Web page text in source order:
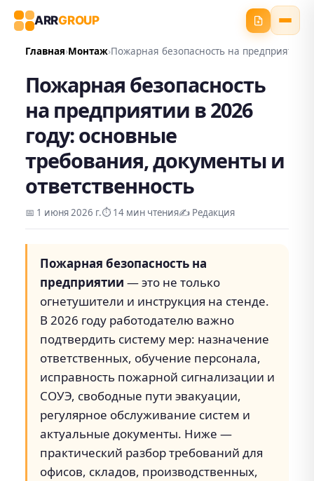
ARRGROUP
Главная Монтаж Пожарная безопасность на предприятии
Пожарная безопасность
на предприятии в 2026
году: основные
требования, документы и
ответственность
📅 1 июня 2026 г.⏱️ 14 мин чтения✍️ Редакция
Пожарная безопасность на
предприятии — это не только
огнетушители и инструкция на стенде.
В 2026 году работодателю важно
подтвердить систему мер: назначение
ответственных, обучение персонала,
исправность пожарной сигнализации и
СОУЭ, свободные пути эвакуации,
регулярное обслуживание систем и
актуальные документы. Ниже —
практический разбор требований для
офисов, складов, производственных,